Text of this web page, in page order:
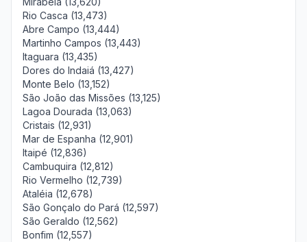
Rio Casca (13,473)
Abre Campo (13,444)
Martinho Campos (13,443)
Itaguara (13,435)
Dores do Indaiá (13,427)
Monte Belo (13,152)
São João das Missões (13,125)
Lagoa Dourada (13,063)
Cristais (12,931)
Mar de Espanha (12,901)
Itaipé (12,836)
Cambuquira (12,812)
Rio Vermelho (12,739)
Ataléia (12,678)
São Gonçalo do Pará (12,597)
São Geraldo (12,562)
Bonfim (12,557)